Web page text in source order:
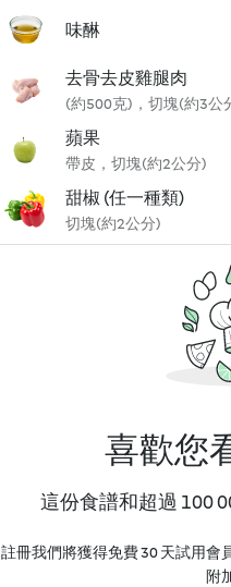
味醂
去骨去皮雞腿肉
(約500克)，切塊(約3公
蘋果
帶皮，切塊(約2公分)
甜椒 (任一種類)
切塊(約2公分)
喜歡您
這份食譜和超過 100
註冊我們將獲得免費 30 天試用
附